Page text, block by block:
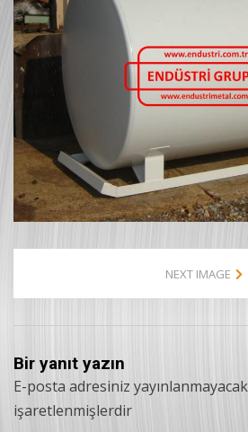
NEXT IMAGE
Bir yanıt yazın
E-posta adresiniz
işaretlenmişlerdir